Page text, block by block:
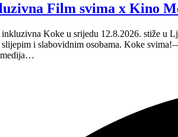
Film svima x Kino
Koke u srijedu 12.8.2026. stiže
i slabovidnim osobama. Koke
medija…